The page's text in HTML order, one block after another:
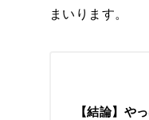
まいります。
【結論】や